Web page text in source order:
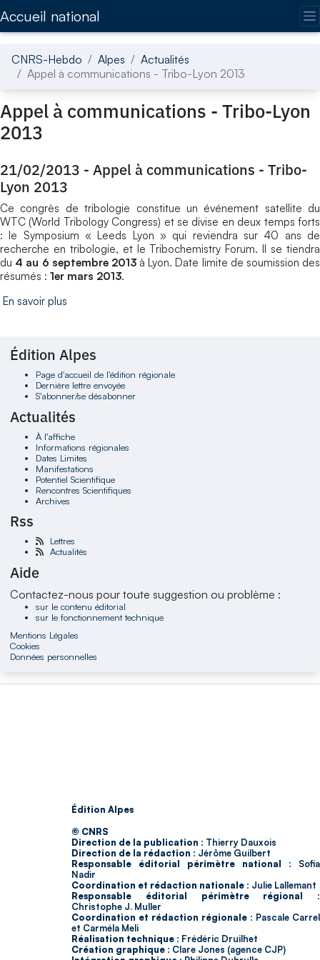
Accueil national
CNRS-Hebdo Alpes
Actualités
Appel à communications - Tribo-Lyon 2013
Appel à communications - Tribo-Lyon
2013
21/02/2013 - Appel à communications - Tribo-
Lyon 2013
Ce congrès de tribologie constitue un événement satellite du
WTC (World Tribology Congress) et se divise en deux temps forts
: le Symposium « Leeds Lyon » qui reviendra sur 40 ans de
recherche en tribologie, et le Tribochemistry Forum. Il se tiendra
du 4 au 6 septembre 2013à Lyon. Date limite de soumission des
résumés : 1er mars 2013.
En savoir plus
Édition Alpes
Page d'accueil de l'édition régionale
Dernière lettre envoyée
S'abonner/se désabonner
Actualités
À l'affiche
Informations régionales
Dates Limites
Manifestations
Potentiel Scientifique
Rencontres Scientifiques
Archives
Rss
Lettres
Actualités
Aide
Contactez-nous pour toute suggestion ou problème :
sur le contenu éditorial
sur le fonctionnement technique
Mentions Légales
Cookies
Données personnelles
Édition Alpes
© CNRS
Direction de la publication : Thierry Dauxois
Direction de la rédaction : Jérôme Guilbert
Responsable éditorial périmètre national : Sofia
Nadir
Coordination et rédaction nationale : Julie Lallemant
Responsable éditorial périmètre régional :
Christophe J. Muller
Coordination et rédaction régionale : Pascale Carrel
et Carméla Meli
Réalisation technique : Frédéric Druilhet
Création graphique : Clare Jones (agence CJP)